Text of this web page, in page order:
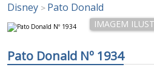
Disney > Pato Donald
Pato Donald Nº 1934